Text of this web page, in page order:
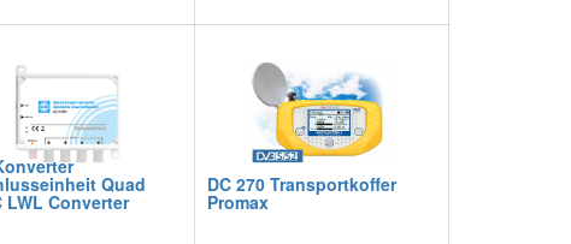
Quad
LWL Converter
DC 270 Transportkoffer
Promax